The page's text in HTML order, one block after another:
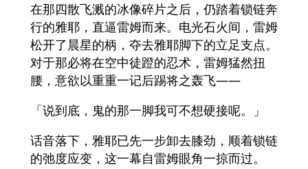
在那四散飞溅的冰像碎片之后，仍踏着锁链奔
行的雅耶，直逼雷姆而来。电光石火间，雷姆
松开了晨星的柄，夺去雅耶脚下的立足支点。
对于那必将在空中徒蹬的忍术，雷姆猛然扭
腰，意欲以重重一记后踢将之轰飞——
「说到底，鬼的那一脚我可不想硬接呢。」
话音落下，雅耶已先一步卸去膝劲，顺着锁链
的弛度应变，这一幕自雷姆眼角一掠而过。